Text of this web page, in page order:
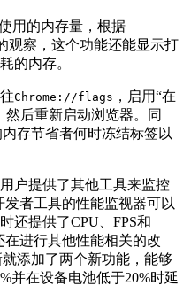
用的内存量，根据
观察，这个功能还能显示打
的内存。
Chrome://flags ，启用“在
后重新启动浏览器。同
存节省者何时冻结标签以
户提供了其他工具来监控
发者工具的性能监视器可以
还提供了CPU、FPS和
进行其他性能相关的改
添加了两个新功能，能够
并在设备电池低于20%时延